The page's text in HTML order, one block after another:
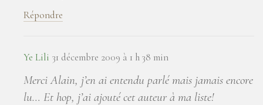
Répondre
Ye Lili 31 décembre 2009 à 1 h 38 min
Merci Alain, j’en ai entendu parlé mais jamais encore
lu… Et hop, j’ai ajouté cet auteur à ma liste!